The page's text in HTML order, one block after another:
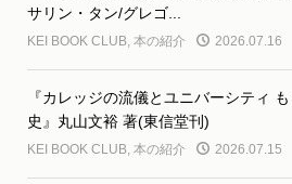
サリン・タン/グレゴ...
KEI BOOK CLUB, 本の紹介 2026.07.16
『カレッジの流儀とユニバーシティ
史』丸山文裕 著(東信堂刊)
KEI BOOK CLUB, 本の紹介 2026.07.15